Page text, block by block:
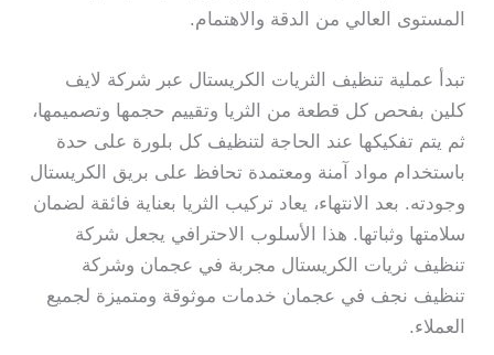
المستوى العالي من الدقة والاهتمام.
تبدأ عملية تنظيف الثريات الكريستال عبر شركة لايف
كلين بفحص كل قطعة من الثريا وتقييم حجمها وتصميمها،
ثم يتم تفكيكها عند الحاجة لتنظيف كل بلورة على حدة
باستخدام مواد آمنة ومعتمدة تحافظ على بريق الكريستال
وجودته. بعد الانتهاء، يعاد تركيب الثريا بعناية فائقة لضمان
سلامتها وثباتها. هذا الأسلوب الاحترافي يجعل شركة
تنظيف ثريات الكريستال مجربة في عجمان وشركة
تنظيف نجف في عجمان خدمات موثوقة ومتميزة لجميع
العملاء.